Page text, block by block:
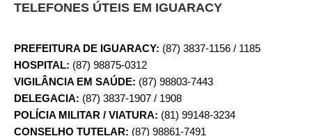
TELEFONES ÚTEIS EM IGUARACY
PREFEITURA DE IGUARACY: (87) 3837-1156 / 1185
HOSPITAL: (87) 98875-0312
VIGILÂNCIA EM SAÚDE: (87) 98803-7443
DELEGACIA: (87) 3837-1907 / 1908
POLÍCIA MILITAR / VIATURA: (81) 99148-3234
CONSELHO TUTELAR: (87) 98861-7491